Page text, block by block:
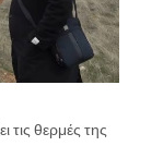
θερμές της